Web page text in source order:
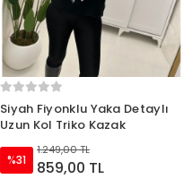
Siyah Fiyonklu Yaka Detaylı
Uzun Kol Triko Kazak
%31
1.249,00 TL
859,00 TL